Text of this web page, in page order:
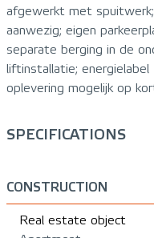
afgewerkt met
aanwezig; eigen
separate berging in de
liftinstallatie;
oplevering mogelijk op
SPECIFICATIONS
CONSTRUCTION
Real estate object